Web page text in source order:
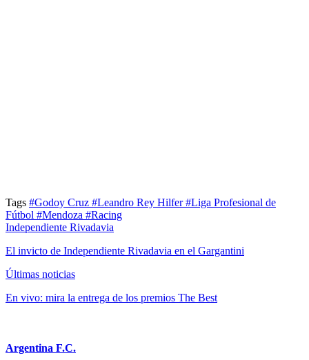
Tags #Godoy Cruz #Leandro Rey Hilfer#Liga Profesional de
Fútbol #Mendoza #Racing
Independiente Rivadavia
El invicto de Independiente Rivadavia en el Gargantini
Últimas noticias
En vivo: mira la entrega de los premios The Best
Argentina F.C.